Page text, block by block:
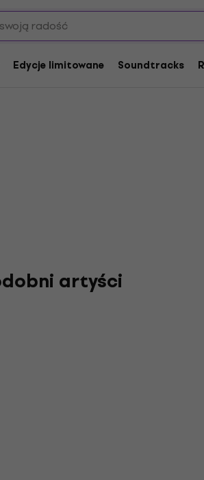
Edycje limitowane Soundtracks
artyści